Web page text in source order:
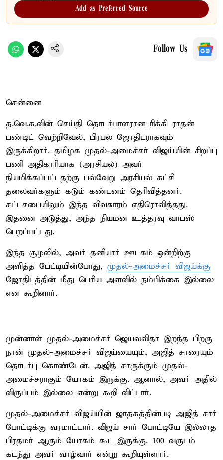
Add as Preferred Source
Follow Us
சென்னை
த.வெ.க.வின் செய்தி தொடர்பாளரான ரிக்கி ராதன்
பண்டிட் வெற்றிவேல், பிரபல ஜோதிடராகவும்
இருக்கிறார். தமிழக முதல்-அமைச்சர் விஜய்யின் சிறப்பு
பணி அதிகாரியாக (அரசியல்) அவர்
நியமிக்கப்பட்டதற்கு பல்வேறு அரசியல் கட்சி
தலைவர்களும் கடும் கண்டனம் தெரிவித்தனர்.
சட்டசபையிலும் இந்த விவகாரம் எதிரொலித்தது.
இதனை அடுத்து, அந்த நியமன உத்தரவு வாபஸ்
பெறப்பட்டது.
இந்த சூழலில், அவர் தனியார் ஊடகம் ஒன்றிற்கு
அளித்த பேட்டியின்போது, முதல்-அமைச்சர் விஜய்க்கு
ஜோதிடத்தின் மீது பெரிய அளவில் நம்பிக்கை இல்லை
என கூறினார்.
முன்னாள் முதல்-அமைச்சர் ஜெயலலிதா இறந்த பிறகு
நான் முதல்-அமைச்சர் விஜய்யையும், அஜித் சாரையும்
தொடர்பு கொண்டேன். அஜித் சாருக்கும் முதல்-
அமைச்சராகும் யோகம் இருக்கு. ஆனால், அவர் அதில்
விருப்பம் இல்லை என்று கூறி விட்டார்.
முதல்-அமைச்சர் விஜய்யின் ஜாதகத்தின்படி அஜித் சார்
போட்டிக்கு வரமாட்டார். விஜய் சார் போட்டியே இல்லாத
பிரதமர் ஆகும் யோகம் கூட இருக்கு. 100 வருடம்
கடந்து அவர் வாழ்வார் என்று கூறியுள்ளார்.